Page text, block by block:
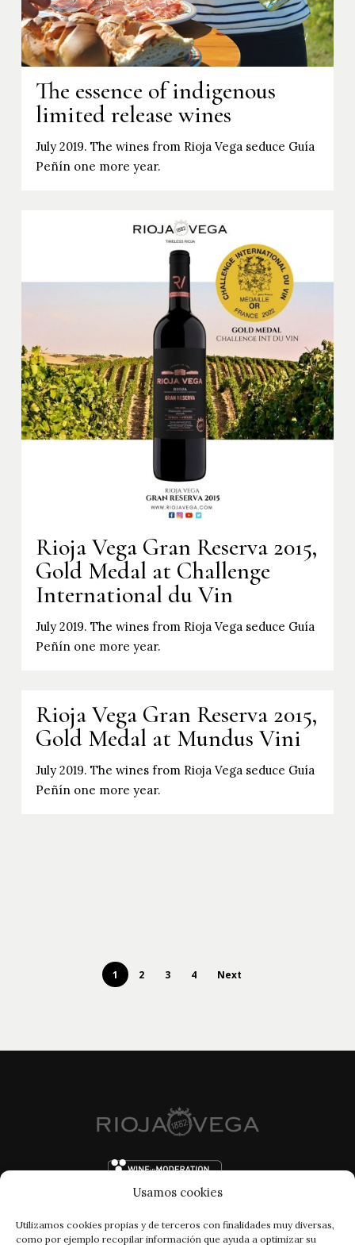
Usamos cookies
Utilizamos cookies propias y de terceros con finalidades muy diversas,
como por ejemplo recopilar información que ayuda a optimizar su
The essence of indigenous
limited release wines
July 2019. The wines from Rioja Vega seduce Guía
Peñín one more year.
Rioja Vega Gran Reserva 2015,
Gold Medal at Challenge
International du Vin
July 2019. The wines from Rioja Vega seduce Guía
Peñín one more year.
Rioja Vega Gran Reserva 2015,
Gold Medal at Mundus Vini
July 2019. The wines from Rioja Vega seduce Guía
Peñín one more year.
1 2 3 4 Next